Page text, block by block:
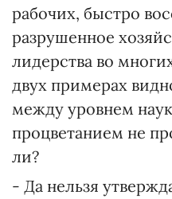
рабочих, быстро
разрушенное
лидерства во
двух примерах
между уровнем
процветанием не
ли?
- Да нельзя